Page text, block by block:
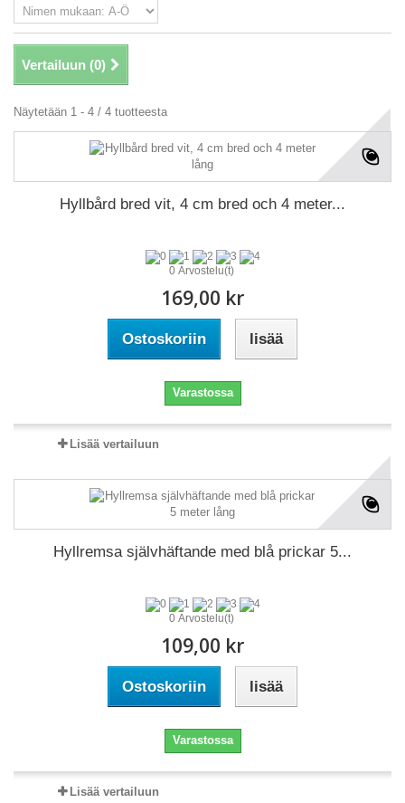
Vertailuun (0)
Näytetään 1 - 4 / 4 tuotteesta
Hyllbård bred vit, 4 cm bred och 4 meter...
0 Arvostelu(t)
169,00 kr
Ostoskoriin lisää
Varastossa
Lisää vertailuun
Hyllremsa självhäftande med blå prickar 5...
0 Arvostelu(t)
109,00 kr
Ostoskoriin lisää
Varastossa
Lisää vertailuun